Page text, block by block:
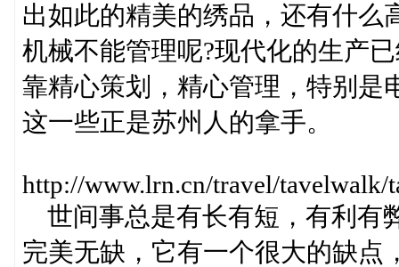
出如此的精美的绣品，还有什么
机械不能管理呢?现代化的生产
靠精心策划，精心管理，特别是
这一些正是苏州人的拿手。
http://www.lrn.cn/travel/tavelwalk/
世间事总是有长有短，有利有
完美无缺，它有一个很大的缺点